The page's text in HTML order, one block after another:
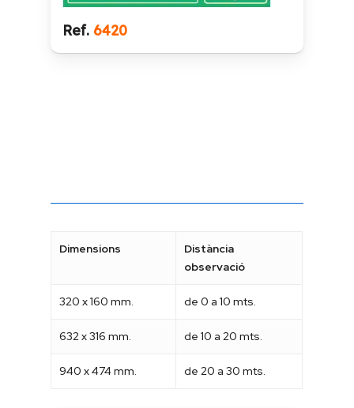
Ref. 6420
Dimensions
Distància
observació
320 x 160 mm. de 0 a 10 mts.
632 x 316 mm. de 10 a 20 mts.
940 x 474 mm. de 20 a 30 mts.